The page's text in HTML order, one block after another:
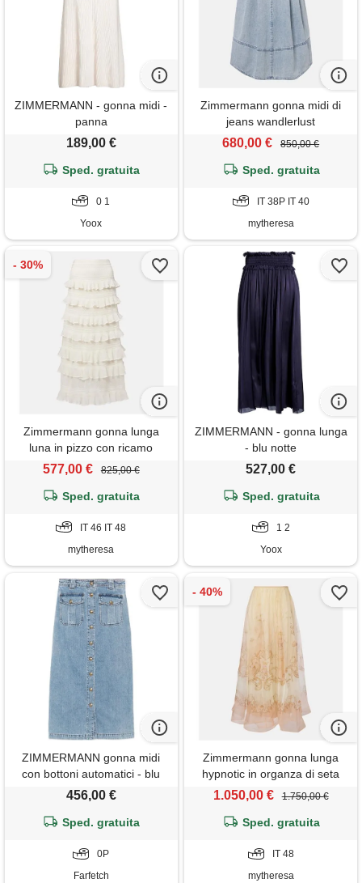
ZIMMERMANN - gonna midi -
panna
189,00 €
Sped. gratuita
0 1
Yoox
Zimmermann gonna midi di
jeans wandlerlust
680,00 € 850,00 €
Sped. gratuita
IT 38P IT 40
mytheresa
Zimmermann gonna lunga
luna in pizzo con ricamo
577,00 € 825,00 €
Sped. gratuita
IT 46 IT 48
mytheresa
ZIMMERMANN - gonna lunga
- blu notte
527,00 €
Sped. gratuita
1 2
Yoox
ZIMMERMANN gonna midi
con bottoni automatici - blu
456,00 €
Sped. gratuita
0P
Farfetch
Zimmermann gonna lunga
hypnotic in organza di seta
1.050,00 € 1.750,00 €
Sped. gratuita
IT 48
mytheresa